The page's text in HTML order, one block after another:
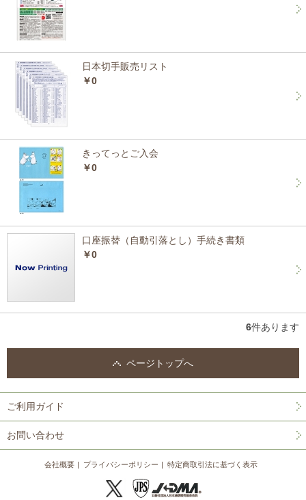
日本切手販売リスト
￥0
きってっとご入会
￥0
口座振替（自動引落とし）手続き書類
￥0
6件あります
ページトップへ
ご利用ガイド
お問い合わせ
会社概要 プライバシーポリシー 特定商取引法に基づく表示